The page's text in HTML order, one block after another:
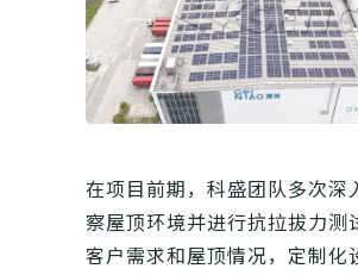
在项目前期，科盛团队多次深
察屋顶环境并进行抗拉拔力测
客户需求和屋顶情况，定制化